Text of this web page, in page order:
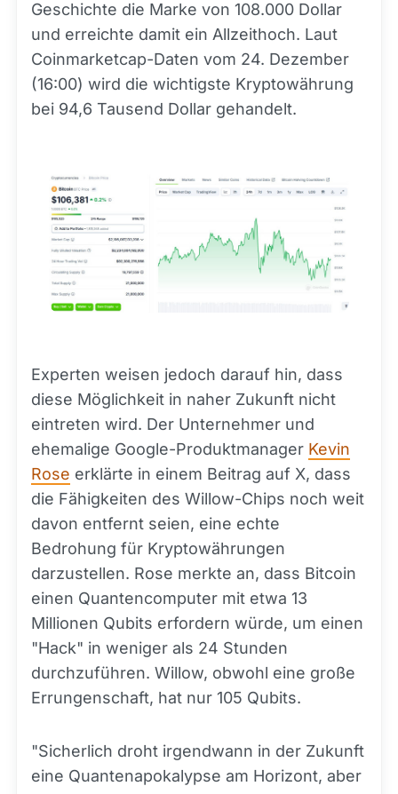
Geschichte die Marke von 108.000 Dollar
und erreichte damit ein Allzeithoch. Laut
Coinmarketcap-Daten vom 24. Dezember
(16:00) wird die wichtigste Kryptowährung
bei 94,6 Tausend Dollar gehandelt.
Experten weisen jedoch darauf hin, dass
diese Möglichkeit in naher Zukunft nicht
eintreten wird. Der Unternehmer und
ehemalige Google-Produktmanager Kevin
Rose erklärte in einem Beitrag auf X, dass
die Fähigkeiten des Willow-Chips noch weit
davon entfernt seien, eine echte
Bedrohung für Kryptowährungen
darzustellen. Rose merkte an, dass Bitcoin
einen Quantencomputer mit etwa 13
Millionen Qubits erfordern würde, um einen
"Hack" in weniger als 24 Stunden
durchzuführen. Willow, obwohl eine große
Errungenschaft, hat nur 105 Qubits.
"Sicherlich droht irgendwann in der Zukunft
eine Quantenapokalypse am Horizont, aber